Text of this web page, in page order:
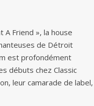
Friend », la house
de Détroit
est profondément
débuts chez Classic
leur camarade de label,